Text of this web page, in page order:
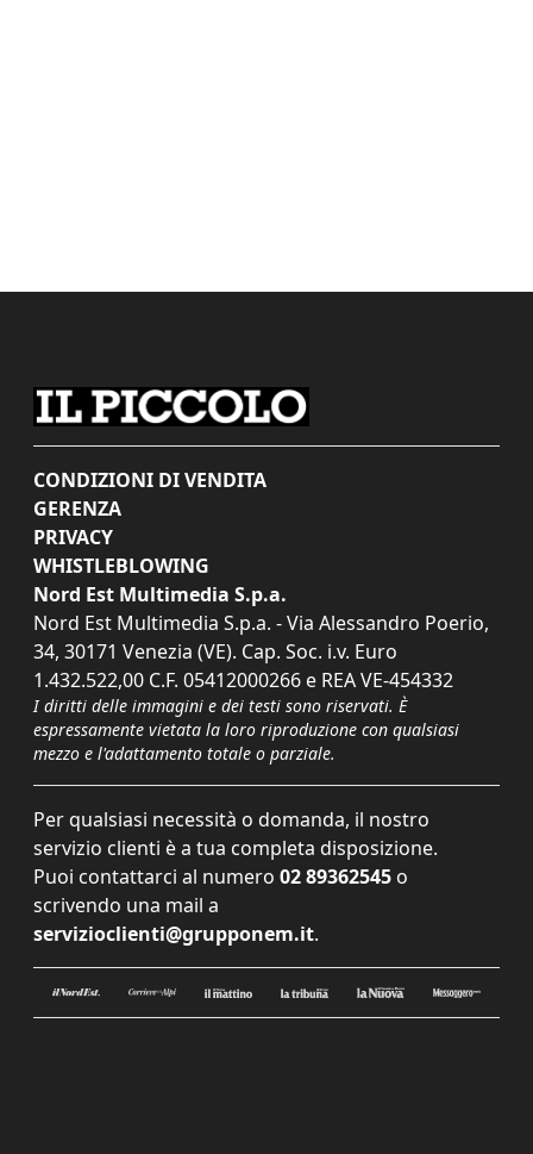
CONDIZIONI DI VENDITA
GERENZA
PRIVACY
WHISTLEBLOWING
Nord Est Multimedia S.p.a.
Nord Est Multimedia S.p.a. - Via Alessandro Poerio,
34, 30171 Venezia (VE). Cap. Soc. i.v. Euro
1.432.522,00 C.F. 05412000266 e REA VE-454332
I diritti delle immagini e dei testi sono riservati. È
espressamente vietata la loro riproduzione con qualsiasi
mezzo e l'adattamento totale o parziale.
Per qualsiasi necessità o domanda, il nostro
servizio clienti è a tua completa disposizione.
Puoi contattarci al numero 02 89362545 o
scrivendo una mail a
servizioclienti@grupponem.it.